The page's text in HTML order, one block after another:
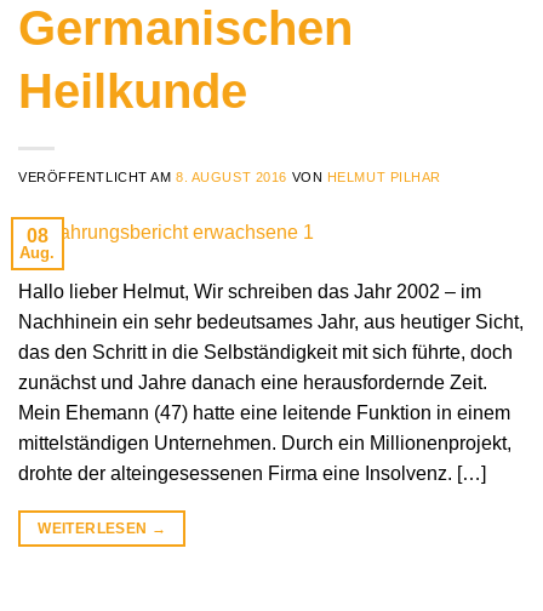
Germanischen
Heilkunde
VERÖFFENTLICHT AM8. AUGUST 2016 VON HELMUT PILHAR
08
Aug.
Hallo lieber Helmut, Wir schreiben das Jahr 2002 – im
Nachhinein ein sehr bedeutsames Jahr, aus heutiger Sicht,
das den Schritt in die Selbständigkeit mit sich führte, doch
zunächst und Jahre danach eine herausfordernde Zeit.
Mein Ehemann (47) hatte eine leitende Funktion in einem
mittelständigen Unternehmen. Durch ein Millionenprojekt,
drohte der alteingesessenen Firma eine Insolvenz. […]
WEITERLESEN →